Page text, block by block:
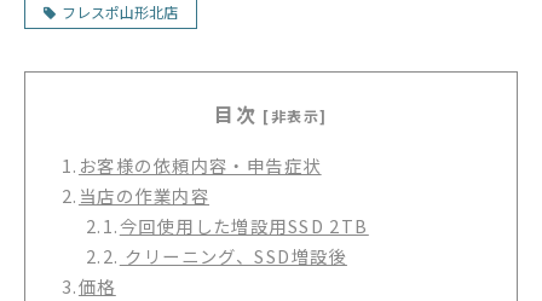
フレスポ山形北店
目次 [非表示]
1. お客様の依頼内容・申告症状
2. 当店の作業内容
2.1.今回使用した増設用SSD 2TB
2.2. クリーニング、SSD増設後
3.価格